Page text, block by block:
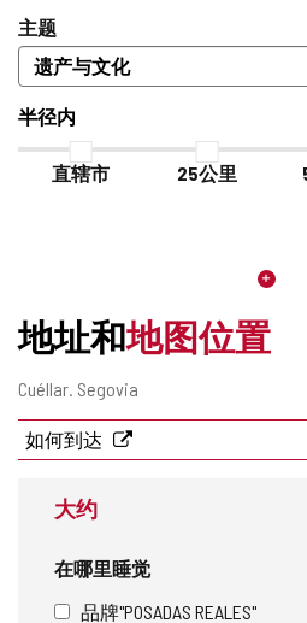
主题
半径内
直辖市 25公里
地址和地图位置
邮
地
址
Cuéllar. Segovia
如何到达
大约
在哪里睡觉
品牌"POSADAS REALES"